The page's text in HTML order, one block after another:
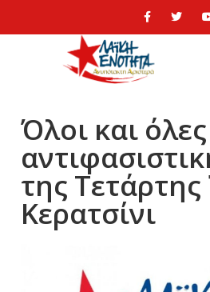
Όλοι και
της
Κερατσίνι